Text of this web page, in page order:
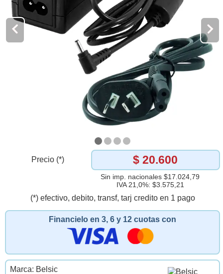
Precio (*) $ 20.600
Sin imp. nacionales $17.024,79
IVA 21,0%: $3.575,21
(*) efectivo, debito, transf, tarj credito en 1 pago
Financielo en 3, 6 y 12 cuotas con
Marca: Belsic